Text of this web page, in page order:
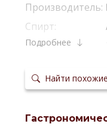
Производитель:
Спирт:
Крепость:
Сырье:
сервировки:
Сайт
Подробнее
Найти похожие